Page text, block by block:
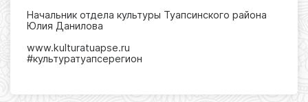
Начальник отдела культуры Туапсинского района
Юлия Данилова
www.kulturatuapse.ru
#культуратуапсерегион